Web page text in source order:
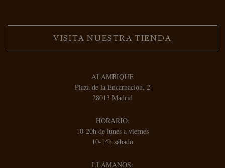
VISITA NUESTRA TIENDA
ALAMBIQUE
Plaza de la Encarnación, 2
28013 Madrid
HORARIO:
10-20h de lunes a viernes
10-14h sábado
LLÁMANOS: